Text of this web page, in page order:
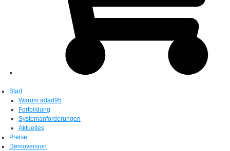
Start
Warum adad95
Fortbildung
Systemanforderungen
Aktuelles
Preise
Demoversion